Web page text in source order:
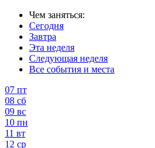
Чем заняться:
Сегодня
Завтра
Эта неделя
Следующая неделя
Все события и места
07 пт
08 сб
09 вс
10 пн
11 вт
12 ср